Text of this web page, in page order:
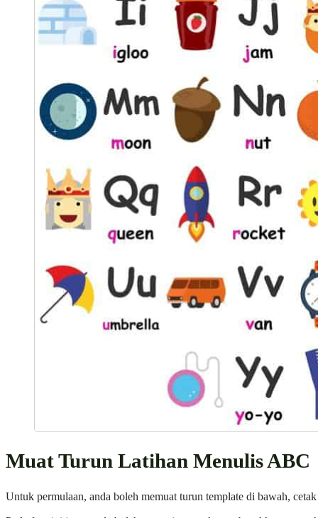
Muat Turun Latihan Menulis ABC
Untuk permulaan, anda boleh memuat turun template di bawah,